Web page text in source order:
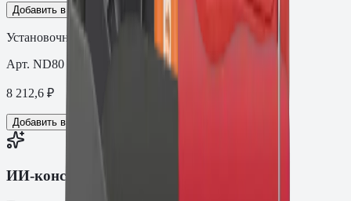
Добавить в корзину
Установочный инструмент, ручной
Арт. ND80
8 212,6 ₽
Добавить в корзину
ИИ-консультант Fasty